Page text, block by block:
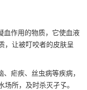
血作用的物质，它使血液
，让被叮咬者的皮肤呈
疟疾、丝虫病等疾病，
所，及时杀灭孑孓。